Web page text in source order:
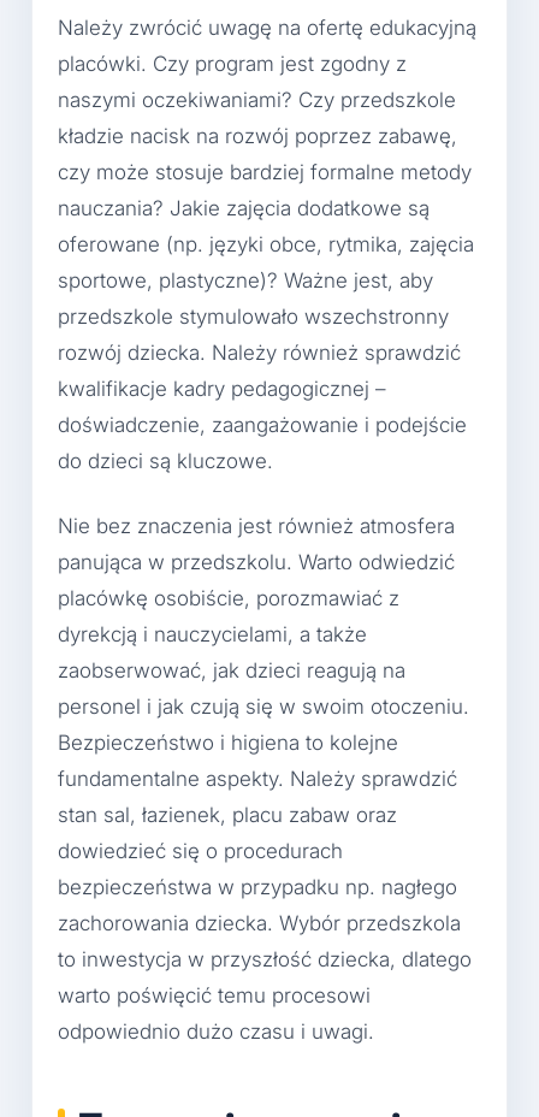
Należy zwrócić uwagę na ofertę edukacyjną
placówki. Czy program jest zgodny z
naszymi oczekiwaniami? Czy przedszkole
kładzie nacisk na rozwój poprzez zabawę,
czy może stosuje bardziej formalne metody
nauczania? Jakie zajęcia dodatkowe są
oferowane (np. języki obce, rytmika, zajęcia
sportowe, plastyczne)? Ważne jest, aby
przedszkole stymulowało wszechstronny
rozwój dziecka. Należy również sprawdzić
kwalifikacje kadry pedagogicznej –
doświadczenie, zaangażowanie i podejście
do dzieci są kluczowe.
Nie bez znaczenia jest również atmosfera
panująca w przedszkolu. Warto odwiedzić
placówkę osobiście, porozmawiać z
dyrekcją i nauczycielami, a także
zaobserwować, jak dzieci reagują na
personel i jak czują się w swoim otoczeniu.
Bezpieczeństwo i higiena to kolejne
fundamentalne aspekty. Należy sprawdzić
stan sal, łazienek, placu zabaw oraz
dowiedzieć się o procedurach
bezpieczeństwa w przypadku np. nagłego
zachorowania dziecka. Wybór przedszkola
to inwestycja w przyszłość dziecka, dlatego
warto poświęcić temu procesowi
odpowiednio dużo czasu i uwagi.